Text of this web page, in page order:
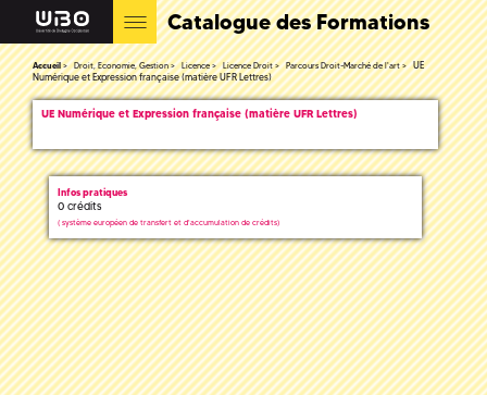
Catalogue des Formations
Accueil Droit, Economie, Gestion Licence Licence Droit Parcours Droit-Marché de l'art
UE
Numérique et Expression française (matière UFR Lettres)
UE Numérique et Expression française (matière UFR Lettres)
Infos pratiques
0 crédits
( système européen de transfert et d'accumulation de crédits)